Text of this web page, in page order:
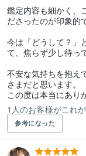
鑑定内容も細かく、
ださったのが印象的
今は「どうして？」
て、焦らず少し待っ
不安な気持ちを抱え
さまだと思います。
この度は本当にあり
1人のお客様がこれ
参考になった